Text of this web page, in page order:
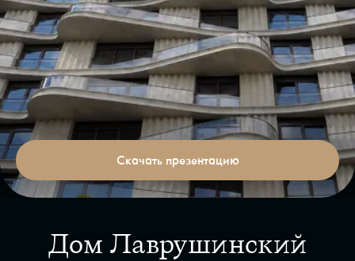
Скачать презентацию
Дом Лаврушинский